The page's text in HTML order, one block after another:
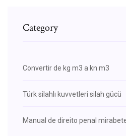
Category
Convertir de kg m3 a kn m3
Türk silahlı kuvvetleri silah gücü
Manual de direito penal